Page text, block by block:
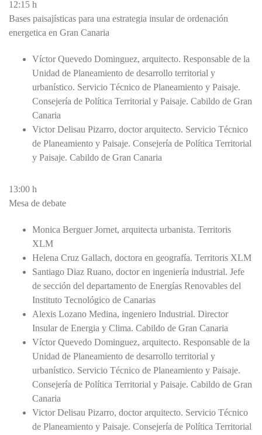
12:15 h
Bases paisajísticas para una estrategia insular de ordenación
energetica en Gran Canaria
Víctor Quevedo Dominguez, arquitecto. Responsable de la
Unidad de Planeamiento de desarrollo territorial y
urbanístico. Servicio Técnico de Planeamiento y Paisaje.
Consejería de Política Territorial y Paisaje. Cabildo de Gran
Canaria
Victor Delisau Pizarro, doctor arquitecto. Servicio Técnico
de Planeamiento y Paisaje. Consejería de Política Territorial
y Paisaje. Cabildo de Gran Canaria
13:00 h
Mesa de debate
Monica Berguer Jornet, arquitecta urbanista. Territoris
XLM
Helena Cruz Gallach, doctora en geografía. Territoris XLM
Santiago Diaz Ruano, doctor en ingeniería industrial. Jefe
de sección del departamento de Energías Renovables del
Instituto Tecnológico de Canarias
Alexis Lozano Medina, ingeniero Industrial. Director
Insular de Energia y Clima. Cabildo de Gran Canaria
Víctor Quevedo Dominguez, arquitecto. Responsable de la
Unidad de Planeamiento de desarrollo territorial y
urbanístico. Servicio Técnico de Planeamiento y Paisaje.
Consejería de Política Territorial y Paisaje. Cabildo de Gran
Canaria
Victor Delisau Pizarro, doctor arquitecto. Servicio Técnico
de Planeamiento y Paisaje. Consejería de Política Territorial